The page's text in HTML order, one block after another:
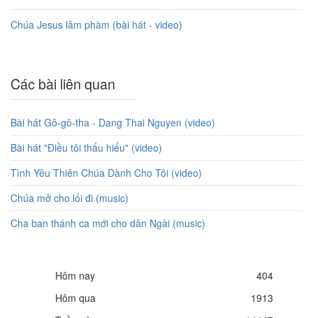
Chúa Jesus lâm phàm (bài hát - video)
Các bài liên quan
Bài hát Gô-gô-tha - Dang Thai Nguyen (video)
Bài hát "Điều tôi thấu hiểu" (video)
Tình Yêu Thiên Chúa Dành Cho Tôi (video)
Chúa mở cho lối đi (music)
Cha ban thánh ca mới cho dân Ngài (music)
Hôm nay
404
Hôm qua
1913